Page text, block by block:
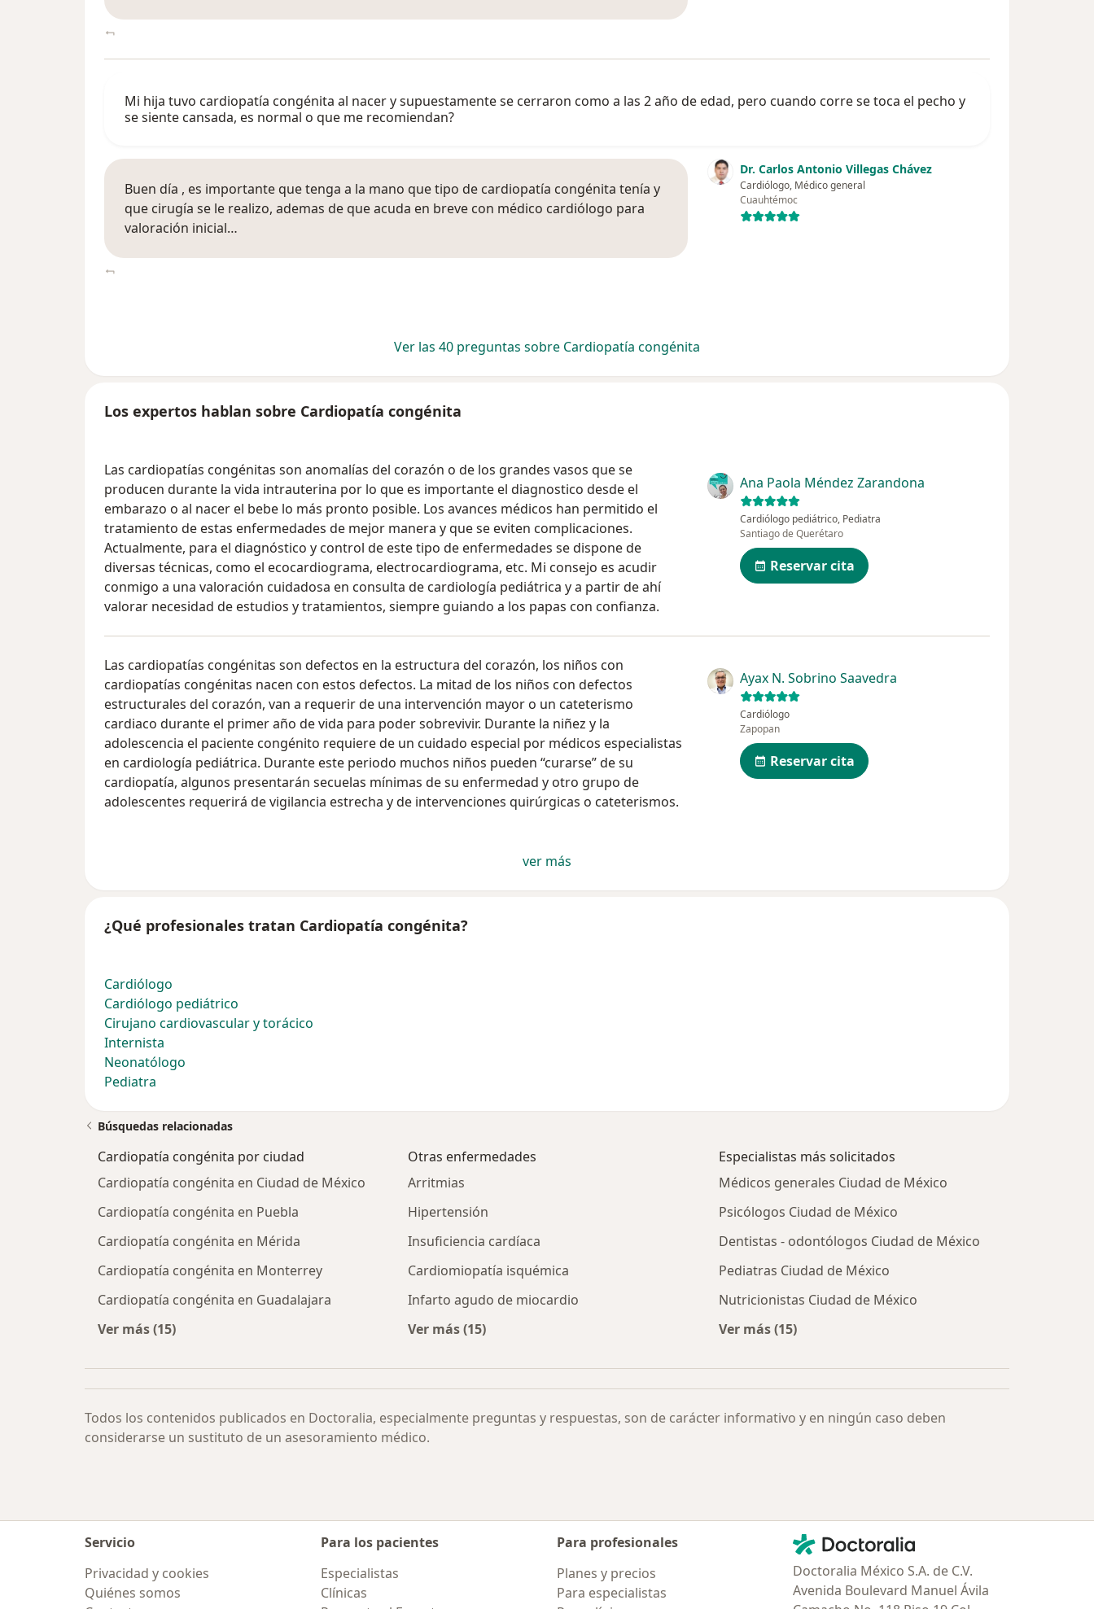
Mi hija tuvo cardiopatía congénita al nacer y supuestamente se cerraron como a las 2 año de edad, pero cuando corre se toca el pecho y
se siente cansada, es normal o que me recomiendan?
Dr. Carlos Antonio Villegas Chávez
Cardiólogo, Médico general
Cuauhtémoc
Buen día , es importante que tenga a la mano que tipo de cardiopatía congénita tenía y
que cirugía se le realizo, ademas de que acuda en breve con médico cardiólogo para
valoración inicial…
Ver las 40 preguntas sobre Cardiopatía congénita
Los expertos hablan sobre Cardiopatía congénita
Las cardiopatías congénitas son anomalías del corazón o de los grandes vasos que se
producen durante la vida intrauterina por lo que es importante el diagnostico desde el
embarazo o al nacer el bebe lo más pronto posible. Los avances médicos han permitido el
tratamiento de estas enfermedades de mejor manera y que se eviten complicaciones.
Actualmente, para el diagnóstico y control de este tipo de enfermedades se dispone de
diversas técnicas, como el ecocardiograma, electrocardiograma, etc. Mi consejo es acudir
conmigo a una valoración cuidadosa en consulta de cardiología pediátrica y a partir de ahí
valorar necesidad de estudios y tratamientos, siempre guiando a los papas con confianza.
Ana Paola Méndez Zarandona
Cardiólogo pediátrico, Pediatra
Santiago de Querétaro
Reservar cita
Las cardiopatías congénitas son defectos en la estructura del corazón, los niños con
cardiopatías congénitas nacen con estos defectos. La mitad de los niños con defectos
estructurales del corazón, van a requerir de una intervención mayor o un cateterismo
cardiaco durante el primer año de vida para poder sobrevivir. Durante la niñez y la
adolescencia el paciente congénito requiere de un cuidado especial por médicos especialistas
en cardiología pediátrica. Durante este periodo muchos niños pueden “curarse” de su
cardiopatía, algunos presentarán secuelas mínimas de su enfermedad y otro grupo de
adolescentes requerirá de vigilancia estrecha y de intervenciones quirúrgicas o cateterismos.
Ayax N. Sobrino Saavedra
Cardiólogo
Zapopan
Reservar cita
ver más
¿Qué profesionales tratan Cardiopatía congénita?
Cardiólogo
Cardiólogo pediátrico
Cirujano cardiovascular y torácico
Internista
Neonatólogo
Pediatra
Búsquedas relacionadas
Cardiopatía congénita por ciudad
Cardiopatía congénita en Ciudad de México
Cardiopatía congénita en Puebla
Cardiopatía congénita en Mérida
Cardiopatía congénita en Monterrey
Cardiopatía congénita en Guadalajara
Ver más (15)
Otras enfermedades
Arritmias
Hipertensión
Insuficiencia cardíaca
Cardiomiopatía isquémica
Infarto agudo de miocardio
Ver más (15)
Especialistas más solicitados
Médicos generales Ciudad de México
Psicólogos Ciudad de México
Dentistas - odontólogos Ciudad de México
Pediatras Ciudad de México
Nutricionistas Ciudad de México
Ver más (15)
Todos los contenidos publicados en Doctoralia, especialmente preguntas y respuestas, son de carácter informativo y en ningún caso deben
considerarse un sustituto de un asesoramiento médico.
Servicio
Privacidad y cookies
Quiénes somos
Para los pacientes
Especialistas
Clínicas
Para profesionales
Planes y precios
Para especialistas
Contacto
Doctoralia - Página de inicio
Doctoralia México S.A. de C.V.
Avenida Boulevard Manuel Ávila